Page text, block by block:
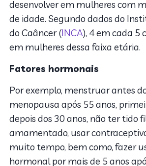
desenvolver em mulheres com
de idade. Segundo dados do
do Caâncer (INCA), 4 em cada 5
em mulheres dessa faixa etária.
Fatores hormonais
Por exemplo, menstruar antes
menopausa após 55 anos,
depois dos 30 anos, não ter tido
amamentado, usar
muito tempo, bem como, fazer
hormonal por mais de 5 anos